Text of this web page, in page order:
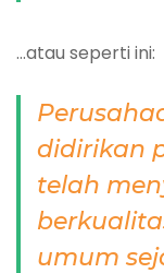
…atau seperti ini:
didirikan
telah
umum